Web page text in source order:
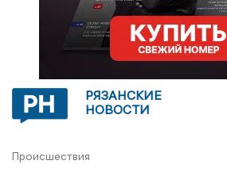
РЯЗАНСКИЕ
НОВОСТИ
Происшествия